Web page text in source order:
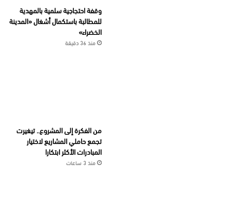
وقفة احتجاجية سلمية بالمهدية
للمطالبة باستكمال أشغال «المدينة
الخضراء»
منذ 36 دقيقة
من الفكرة إلى المشروع.. تيغيرت
تجمع حاملي المشاريع لاختيار
المبادرات الأكثر ابتكارا
منذ 3 ساعات